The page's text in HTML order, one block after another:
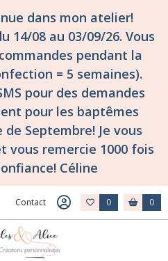
dans mon atelier!
14/08 au 03/09/26. Vous
pendant la
= 5 semaines).
pour des demandes
pour les baptêmes
Septembre! Je vous
vous remercie 1000 fois
Céline
Contact 0 0